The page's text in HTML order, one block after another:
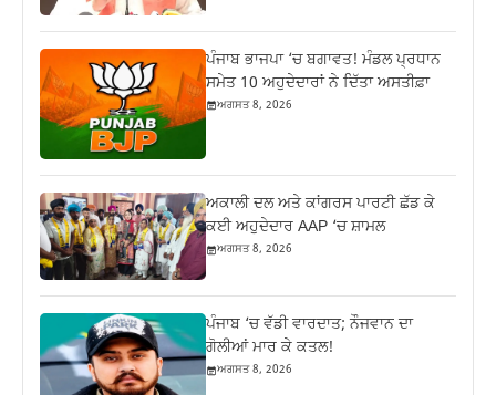
ਪੰਜਾਬ ਭਾਜਪਾ ‘ਚ ਬਗਾਵਤ! ਮੰਡਲ ਪ੍ਰਧਾਨ
ਸਮੇਤ 10 ਅਹੁਦੇਦਾਰਾਂ ਨੇ ਦਿੱਤਾ ਅਸਤੀਫ਼ਾ
ਅਗਸਤ 8, 2026
ਅਕਾਲੀ ਦਲ ਅਤੇ ਕਾਂਗਰਸ ਪਾਰਟੀ ਛੱਡ ਕੇ
ਕਈ ਅਹੁਦੇਦਾਰ AAP ‘ਚ ਸ਼ਾਮਲ
ਅਗਸਤ 8, 2026
ਪੰਜਾਬ ‘ਚ ਵੱਡੀ ਵਾਰਦਾਤ; ਨੌਜਵਾਨ ਦਾ
ਗੋਲੀਆਂ ਮਾਰ ਕੇ ਕਤਲ!
ਅਗਸਤ 8, 2026